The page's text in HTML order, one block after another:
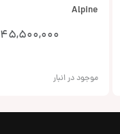
Alpine
45,500,000
موجود در انبار